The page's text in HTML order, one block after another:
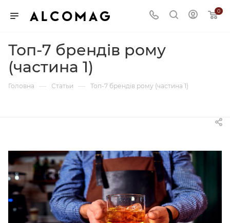
0
Топ-7 брендів рому
(частина 1)
Головна — Статьи — Топ-7 брендів рому (частина 1)